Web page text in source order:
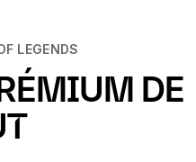
LEGENDS
DE